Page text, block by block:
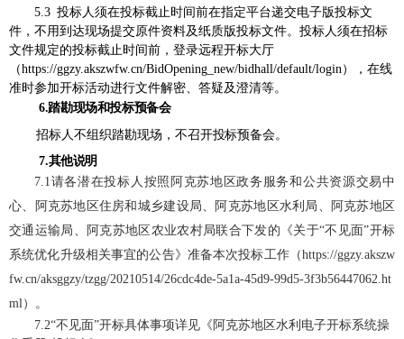
5.3 投标人须在投标截止时间前在指定平台递交电子版投标文
件，不用到达现场提交原件资料及纸质版投标文件。投标人须在招标
文件规定的投标截止时间前，登录远程开标大厅
（https://ggzy.akszwfw.cn/BidOpening_new/bidhall/default/login），在线
准时参加开标活动进行文件解密、答疑及澄清等。
6.踏勘现场和投标预备会
招标人不组织踏勘现场，不召开投标预备会。
7.其他说明
7.1请各潜在投标人按照阿克苏地区政务服务和公共资源交易中
心、阿克苏地区住房和城乡建设局、阿克苏地区水利局、阿克苏地区
交通运输局、阿克苏地区农业农村局联合下发的《关于“不见面”开标
系统优化升级相关事宜的公告》准备本次投标工作（https://ggzy.akszw
fw.cn/aksggzy/tzgg/20210514/26cdc4de-5a1a-45d9-99d5-3f3b56447062.ht
ml）。
7.2“不见面”开标具体事项详见《阿克苏地区水利电子开标系统操